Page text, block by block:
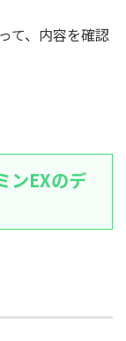
て、内容を確認
ンEXのデ